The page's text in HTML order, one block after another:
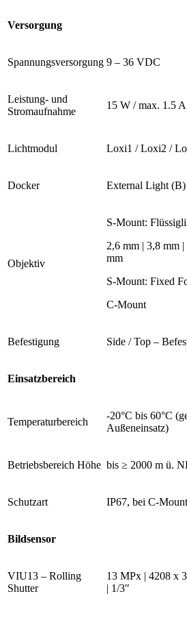
Versorgung
Spannungsversorgung 9 – 36 VDC
Leistung- und
Stromaufnahme
15 W / max. 1.5
Lichtmodul Loxi1 / Loxi2 /
Docker External Light
Objektiv
S-Mount:
2,6 mm | 3,8 mm
mm
S-Mount: Fixed
C-Mount
Befestigung Side / Top –
Einsatzbereich
Temperaturbereich
-20°C bis 60°C
Außeneinsatz)
Betriebsbereich Höhe bis ≥ 2000 m ü.
Schutzart IP67, bei C-
Bildsensor
VIU13 – Rolling
Shutter
13 MPx | 4208 x
| 1/3″